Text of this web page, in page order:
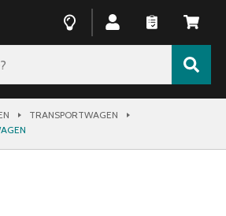
TRANSPORTWAGEN